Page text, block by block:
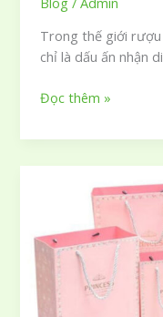
Trong thế giới
chỉ là dấu ấn nhận
20
logo
đẳng
cấp
định
Đọc thêm »